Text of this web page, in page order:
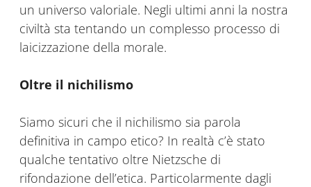
un universo valoriale. Negli ultimi anni la nostra
civiltà sta tentando un complesso processo di
laicizzazione della morale.
Oltre il nichilismo
Siamo sicuri che il nichilismo sia parola
definitiva in campo etico? In realtà c’è stato
qualche tentativo oltre Nietzsche di
rifondazione dell’etica. Particolarmente dagli